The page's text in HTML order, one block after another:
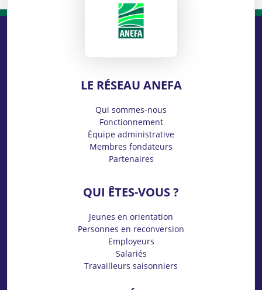
LE RÉSEAU ANEFA
Qui sommes-nous
Fonctionnement
Équipe administrative
Membres fondateurs
Partenaires
QUI ÊTES-VOUS ?
Jeunes en orientation
Personnes en reconversion
Employeurs
Salariés
Travailleurs saisonniers